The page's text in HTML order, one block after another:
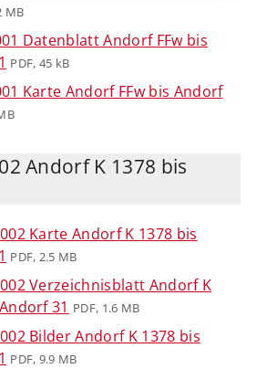
MB
Datenblatt Andorf FFw bis
PDF, 45 kB
Karte Andorf FFw bis Andorf
Andorf K 1378 bis
Karte Andorf K 1378 bis
PDF, 2.5 MB
Verzeichnisblatt Andorf K
31 PDF, 1.6 MB
Bilder Andorf K 1378 bis
PDF, 9.9 MB